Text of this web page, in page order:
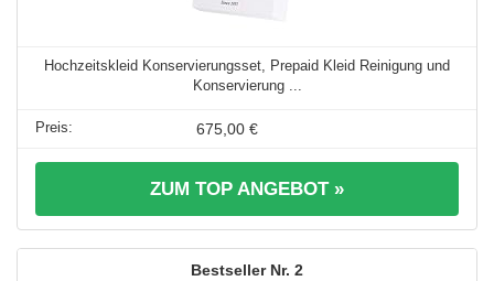
Hochzeitskleid Konservierungsset, Prepaid Kleid Reinigung und
Konservierung ...
675,00 €
ZUM TOP ANGEBOT »
2